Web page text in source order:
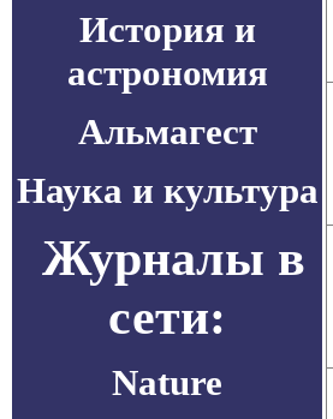
История и
астрономия
Альмагест
Наука и культура
Журналы в
сети:
Nature